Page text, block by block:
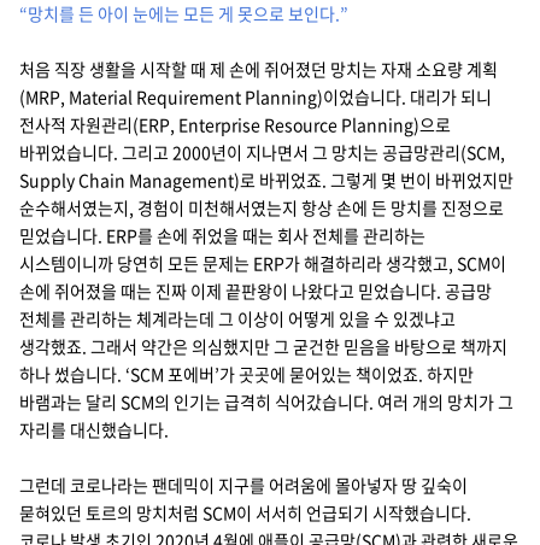
“망치를 든 아이 눈에는 모든 게 못으로 보인다.”
처음 직장 생활을 시작할 때 제 손에 쥐어졌던 망치는 자재 소요량 계획
(MRP, Material Requirement Planning)이었습니다. 대리가 되니
전사적 자원관리(ERP, Enterprise Resource Planning)으로
바뀌었습니다. 그리고 2000년이 지나면서 그 망치는 공급망관리(SCM,
Supply Chain Management)로 바뀌었죠. 그렇게 몇 번이 바뀌었지만
순수해서였는지, 경험이 미천해서였는지 항상 손에 든 망치를 진정으로
믿었습니다. ERP를 손에 쥐었을 때는 회사 전체를 관리하는
시스템이니까 당연히 모든 문제는 ERP가 해결하리라 생각했고, SCM이
손에 쥐어졌을 때는 진짜 이제 끝판왕이 나왔다고 믿었습니다. 공급망
전체를 관리하는 체계라는데 그 이상이 어떻게 있을 수 있겠냐고
생각했죠. 그래서 약간은 의심했지만 그 굳건한 믿음을 바탕으로 책까지
하나 썼습니다. ‘SCM 포에버’가 곳곳에 묻어있는 책이었죠. 하지만
바램과는 달리 SCM의 인기는 급격히 식어갔습니다. 여러 개의 망치가 그
자리를 대신했습니다.
그런데 코로나라는 팬데믹이 지구를 어려움에 몰아넣자 땅 깊숙이
묻혀있던 토르의 망치처럼 SCM이 서서히 언급되기 시작했습니다.
코로나 발생 초기인 2020년 4월에 애플이 공급망(SCM)과 관련한 새로운